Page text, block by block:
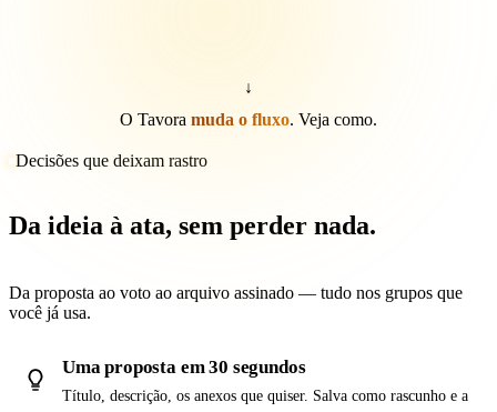
↓
O Tavora muda o fluxo. Veja como.
Decisões que deixam rastro
Da ideia à ata, sem perder nada.
Da proposta ao voto ao arquivo assinado — tudo nos grupos que
você já usa.
Uma proposta em 30 segundos
Título, descrição, os anexos que quiser. Salva como rascunho e a